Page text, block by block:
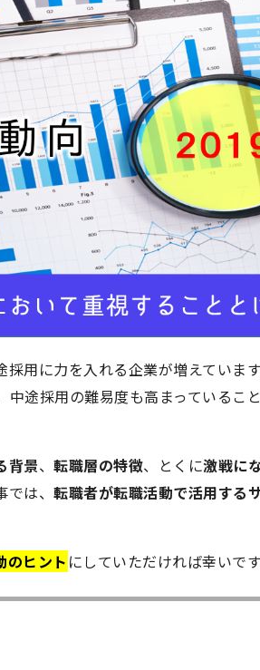
用に力を入れる企業が増えていま
途採用の難易度も高まっているこ
背景、 転職層の特徴、とくに激戦に
は、 転職者が転職活動で活用する
のヒント にしていただければ幸いです